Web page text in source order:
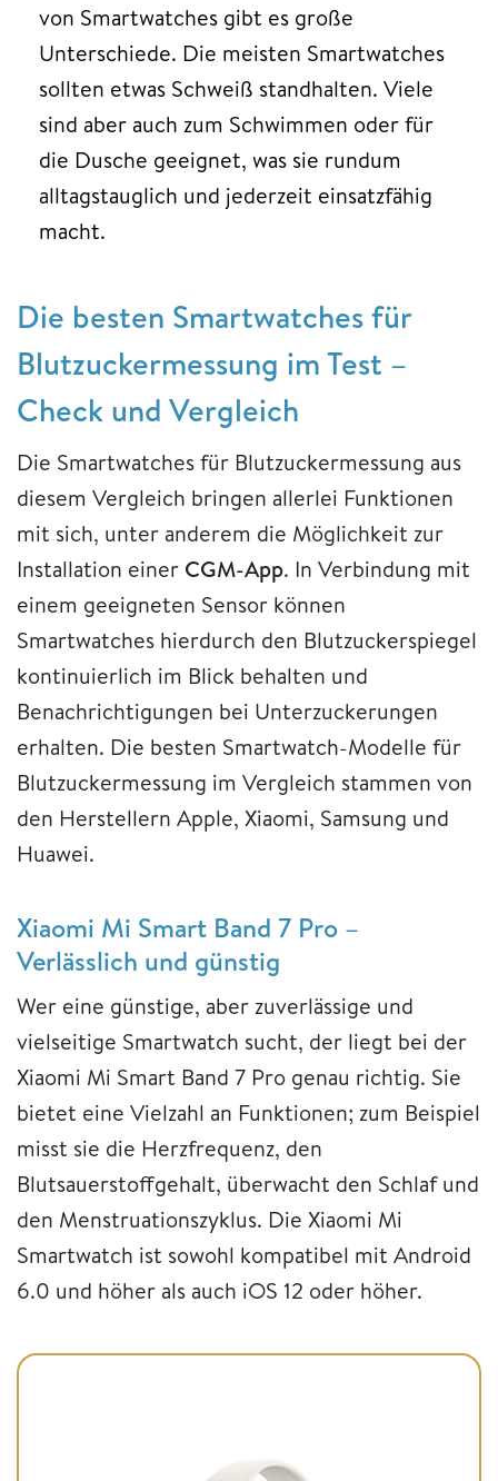
von Smartwatches gibt es große
Unterschiede. Die meisten Smartwatches
sollten etwas Schweiß standhalten. Viele
sind aber auch zum Schwimmen oder für
die Dusche geeignet, was sie rundum
alltagstauglich und jederzeit einsatzfähig
macht.
Die besten Smartwatches für
Blutzuckermessung im Test –
Check und Vergleich
Die Smartwatches für Blutzuckermessung aus
diesem Vergleich bringen allerlei Funktionen
mit sich, unter anderem die Möglichkeit zur
Installation einer CGM-App. In Verbindung mit
einem geeigneten Sensor können
Smartwatches hierdurch den Blutzuckerspiegel
kontinuierlich im Blick behalten und
Benachrichtigungen bei Unterzuckerungen
erhalten. Die besten Smartwatch-Modelle für
Blutzuckermessung im Vergleich stammen von
den Herstellern Apple, Xiaomi, Samsung und
Huawei.
Xiaomi Mi Smart Band 7 Pro –
Verlässlich und günstig
Wer eine günstige, aber zuverlässige und
vielseitige Smartwatch sucht, der liegt bei der
Xiaomi Mi Smart Band 7 Pro genau richtig. Sie
bietet eine Vielzahl an Funktionen; zum Beispiel
misst sie die Herzfrequenz, den
Blutsauerstoffgehalt, überwacht den Schlaf und
den Menstruationszyklus. Die Xiaomi Mi
Smartwatch ist sowohl kompatibel mit Android
6.0 und höher als auch iOS 12 oder höher.